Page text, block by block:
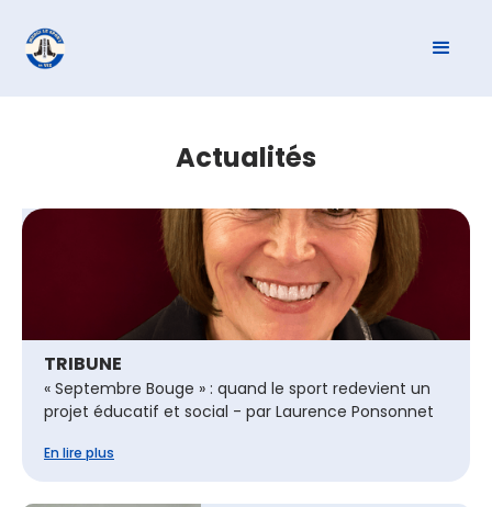
Actualités
TRIBUNE
« Septembre Bouge » : quand le sport redevient un
projet éducatif et social - par Laurence Ponsonnet
En lire plus